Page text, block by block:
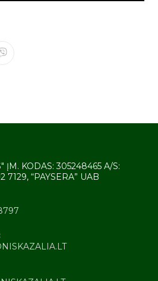
ĮM. KODAS: 305248465 A/S:
“PAYSERA” UAB